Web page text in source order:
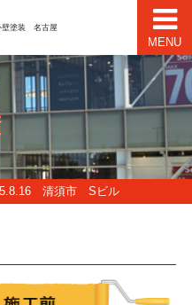
壁塗装 名古屋
MENU
清須市 Sビル